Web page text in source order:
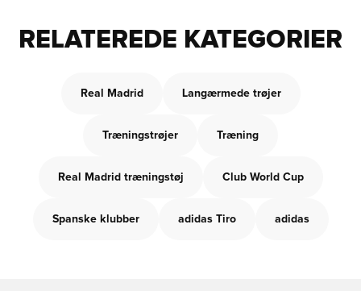
RELATEREDE KATEGORIER
Real Madrid Langærmede trøjer
Træningstrøjer Træning
Real Madrid træningstøj Club World Cup
Spanske klubber adidas Tiro adidas